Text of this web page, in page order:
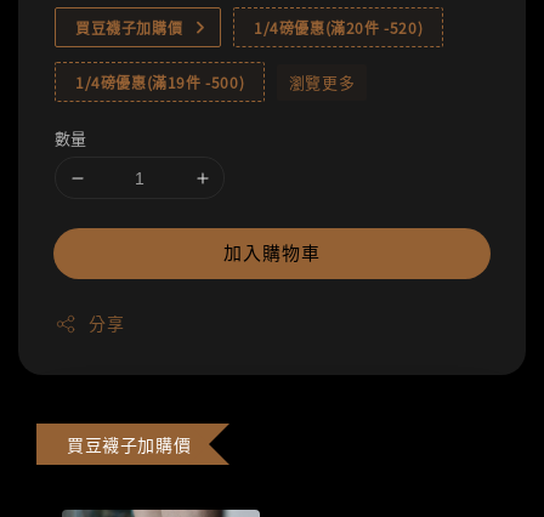
買豆襪子加購價 1/4磅優惠(滿20件 -520)
1/4磅優惠(滿19件 -500) 瀏覽更多
數量
加入購物車
分享
買豆襪子加購價